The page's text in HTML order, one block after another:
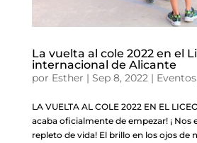
La vuelta al cole 2022 en el
internacional de Alicante
por Esther | Sep 8, 2022| Eventos
LA VUELTA AL COLE 2022 EN EL
acaba oficialmente de empezar! ¡ Nos
repleto de vida! El brillo en los ojos de